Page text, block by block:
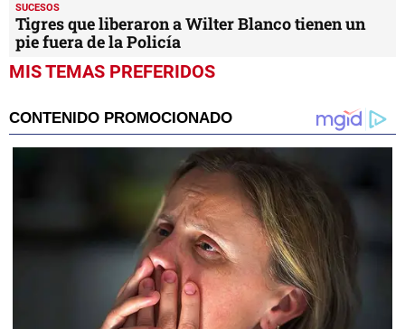
SUCESOS
Tigres que liberaron a Wilter Blanco tienen un
pie fuera de la Policía
MIS TEMAS PREFERIDOS